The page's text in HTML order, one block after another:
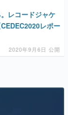
レコードジャケ
レポー
2020年9月6日 公開